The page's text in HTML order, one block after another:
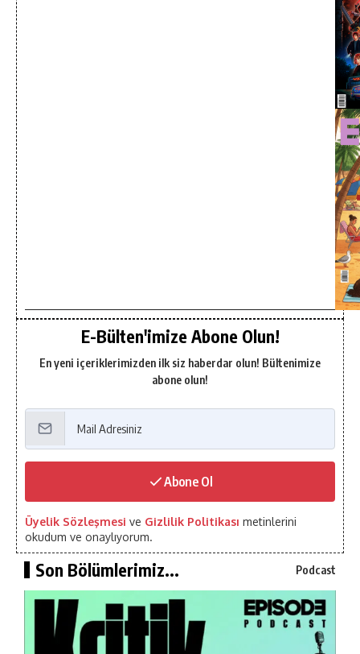
E-Bülten'imize Abone Olun!
En yeni içeriklerimizden ilk siz haberdar olun! Bültenimize
abone olun!
Abone Ol
Üyelik Sözleşmesi ve Gizlilik Politikası metinlerini
okudum ve onaylıyorum.
Son Bölümlerimiz... Podcast